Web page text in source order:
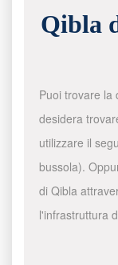
Qibla
Puoi trovare la
desidera
utilizzare il
bussola).
di Qibla
l'infrastruttura